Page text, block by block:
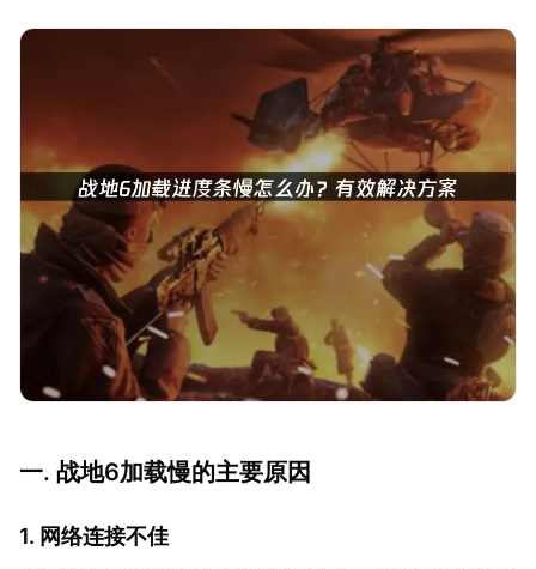
一. 战地6加载慢的主要原因
1. 网络连接不佳